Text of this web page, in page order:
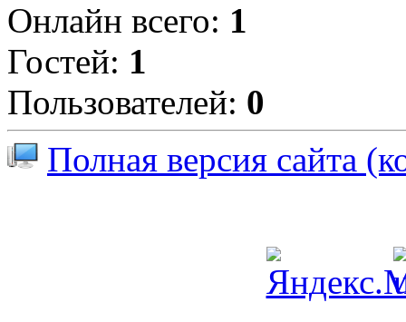
Онлайн всего: 1
Гостей: 1
Пользователей: 0
Полная версия сайта